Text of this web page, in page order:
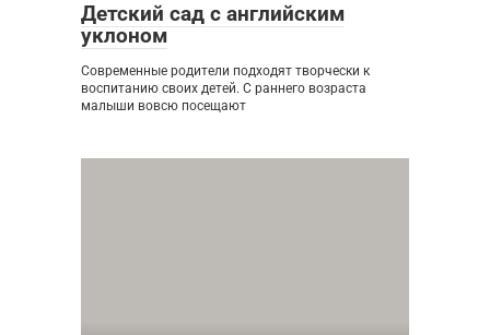
Детский сад с английским
уклоном
Современные родители подходят творчески к
воспитанию своих детей. С раннего возраста
малыши вовсю посещают